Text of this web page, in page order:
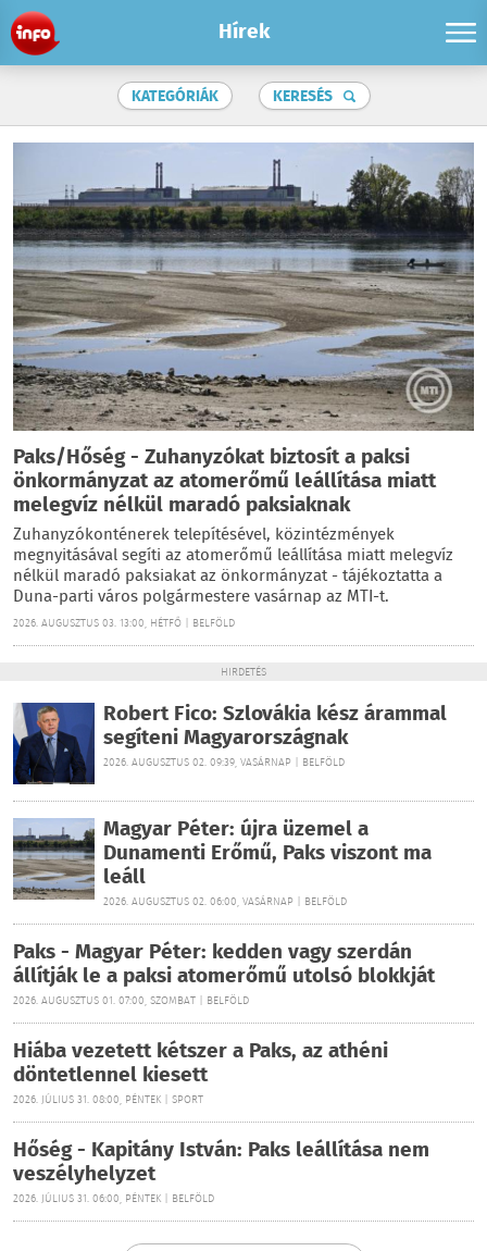
Hírek
KATEGÓRIÁK KERESÉS
Paks/Hőség - Zuhanyzókat biztosít a paksi
önkormányzat az atomerőmű leállítása miatt
melegvíz nélkül maradó paksiaknak
Zuhanyzókonténerek telepítésével, közintézmények
megnyitásával segíti az atomerőmű leállítása miatt melegvíz
nélkül maradó paksiakat az önkormányzat - tájékoztatta a
Duna-parti város polgármestere vasárnap az MTI-t.
2026. AUGUSZTUS 03. 13:00, HÉTFŐ | BELFÖLD
HIRDETÉS
Robert Fico: Szlovákia kész árammal
segíteni Magyarországnak
2026. AUGUSZTUS 02. 09:39, VASÁRNAP | BELFÖLD
Magyar Péter: újra üzemel a
Dunamenti Erőmű, Paks viszont ma
leáll
2026. AUGUSZTUS 02. 06:00, VASÁRNAP | BELFÖLD
Paks - Magyar Péter: kedden vagy szerdán
állítják le a paksi atomerőmű utolsó blokkját
2026. AUGUSZTUS 01. 07:00, SZOMBAT | BELFÖLD
Hiába vezetett kétszer a Paks, az athéni
döntetlennel kiesett
2026. JÚLIUS 31. 08:00, PÉNTEK | SPORT
Hőség - Kapitány István: Paks leállítása nem
veszélyhelyzet
2026. JÚLIUS 31. 06:00, PÉNTEK | BELFÖLD